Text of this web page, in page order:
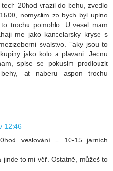
20hod vrazil do behu, zvedlo
nemyslim ze bych byl uplne
trochu pomohlo. U vesel mam
me jako kancelarsky kryse s
svalstvo. Taky jsou to
jako kolo a plavani. Jednu
spise se pokusim prodlouzit
at naberu aspon trochu
12:46
veslování = 10-15 jarních
jinde to mi věř. Ostatně, můžeš to